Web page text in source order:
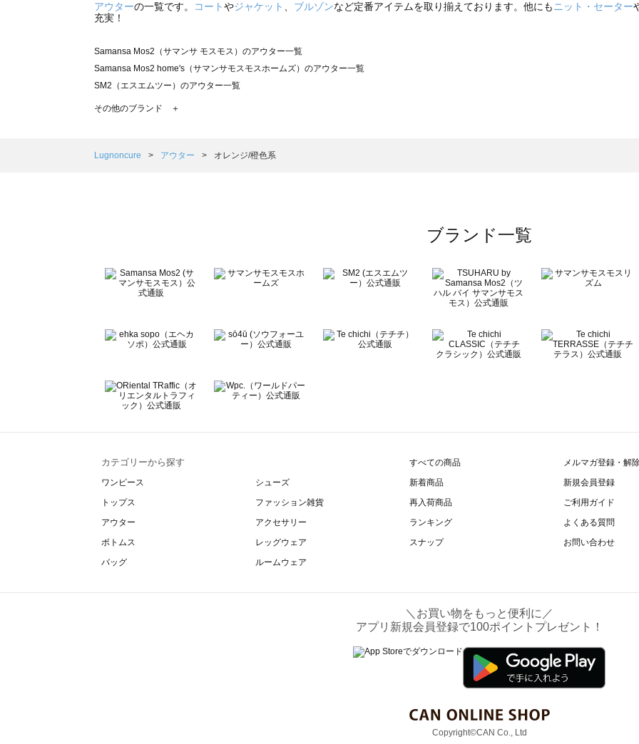
アウターの一覧です。 コートやジャケット ブルゾンなど定番アイテムを取り揃えております。他にも ニット・セーター
充実！
Samansa Mos2（サマンサ モスモス）のアウター一覧
Samansa Mos2 home's（サマンサモスモスホームズ）のアウター一覧
SM2（エスエムツー）のアウター一覧
TSUHARU by Samansa Mos2（ツハルバイサマンサモスモス）のアウター一覧
Samansa Mos2 Lagom（サマンサモスモス ラーゴム）のアウター一覧
BETTY'S BLUE（べティーズブルー）のアウター一覧
Wpc.（ワールドパーティー）のアウター一覧
その他のブランド ＋
Lugnoncure アウター オレンジ/橙色系
ブランド一覧
カテゴリーから探す
ワンピース
トップス
アウター
ボトムス
バッグ
シューズ
ファッション雑貨
アクセサリー
レッグウェア
ルームウェア
すべての商品
新着商品
再入荷商品
ランキング
スナップ
メルマガ登録・解
新規会員登録
ご利用ガイド
よくある質問
お問い合わせ
＼お買い物をもっと便利に／
アプリ新規会員登録で100ポイントプレゼント！
Copyright©CAN Co., Ltd